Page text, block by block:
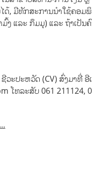
, ມີທັກສະການນໍາໃຊ້ຄອມພິ
ງ ແລະ ກຶມມຸ) ແລະ ຖ້າເປັ
ະປະຫວັດ (CV) ສົ່ງມາທີ່ ອີ
ໂທລະສັບ 061 211124,